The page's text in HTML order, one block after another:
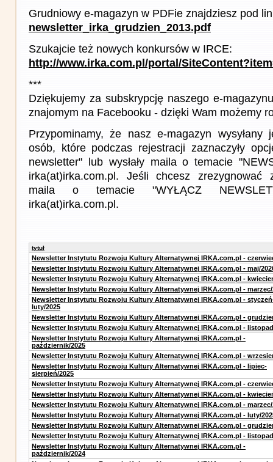
Grudniowy e-magazyn w PDFie znajdziesz pod
newsletter_irka_grudzien_2013.pdf
Szukajcie też nowych konkursów w IRCE:
http://www.irka.com.pl/portal/
***
Dziękujemy za subskrypcję naszego e-
znajomym na Facebooku - dzięki Wam możemy
Przypominamy, że nasz e-magazyn
osób, które podczas rejestracji zaznaczyły
newsletter" lub wysłały maila o temacie
irka(at)irka.com.pl. Jeśli chcesz zrezygnować
maila o temacie "WYŁĄCZ
irka(at)irka.com.pl.
tytuł
Newsletter Instytutu Rozwoju Kultury Alternatywnej IRKA.com.pl -
Newsletter Instytutu Rozwoju Kultury Alternatywnej IRKA.com.pl - maj/
Newsletter Instytutu Rozwoju Kultury Alternatywnej IRKA.com.pl -
Newsletter Instytutu Rozwoju Kultury Alternatywnej IRKA.com.pl - marzec/
Newsletter Instytutu Rozwoju Kultury Alternatywnej IRKA.com.pl -
luty/2025
Newsletter Instytutu Rozwoju Kultury Alternatywnej IRKA.com.pl -
Newsletter Instytutu Rozwoju Kultury Alternatywnej IRKA.com.pl -
Newsletter Instytutu Rozwoju Kultury Alternatywnej IRKA.com.pl -
październik/2025
Newsletter Instytutu Rozwoju Kultury Alternatywnej IRKA.com.pl -
Newsletter Instytutu Rozwoju Kultury Alternatywnej IRKA.com.pl - lipiec-
sierpień/2025
Newsletter Instytutu Rozwoju Kultury Alternatywnej IRKA.com.pl -
Newsletter Instytutu Rozwoju Kultury Alternatywnej IRKA.com.pl -
Newsletter Instytutu Rozwoju Kultury Alternatywnej IRKA.com.pl - marzec/
Newsletter Instytutu Rozwoju Kultury Alternatywnej IRKA.com.pl - luty/
Newsletter Instytutu Rozwoju Kultury Alternatywnej IRKA.com.pl -
Newsletter Instytutu Rozwoju Kultury Alternatywnej IRKA.com.pl -
Newsletter Instytutu Rozwoju Kultury Alternatywnej IRKA.com.pl -
październik/2024